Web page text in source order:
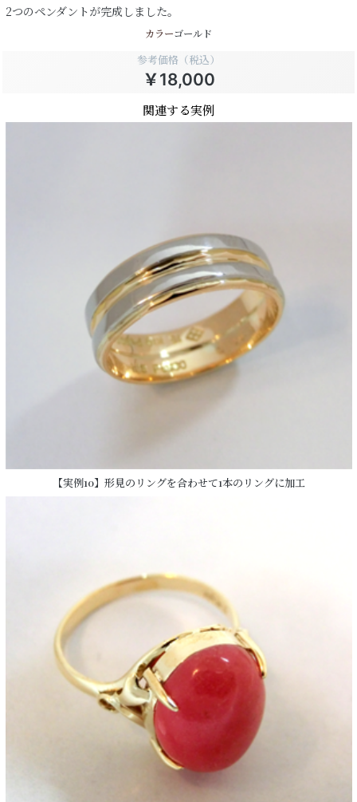
2つのペンダントが完成しました。
カラーゴールド
参考価格（税込）
￥18,000
関連する実例
【実例10】形見のリングを合わせて1本のリングに加工